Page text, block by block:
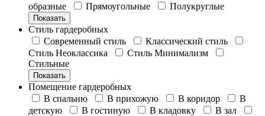
образные
Прямоугольные Полукруглые
Показать
Стиль гардеробных
Современный стиль
Классический стиль
Стиль Неоклассика
Стиль Минимализм
Стильные
Показать
Помещение гардеробных
В спальню
В прихожую В коридор
В
детскую
В гостиную В кладовку
В зал